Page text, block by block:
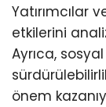
Yatırımcılar
etkilerini
Ayrıca,
önem